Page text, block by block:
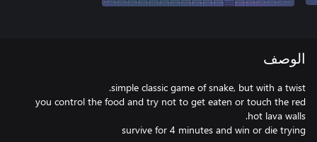
الوصف
you control the food and try not to get eaten or touch the red